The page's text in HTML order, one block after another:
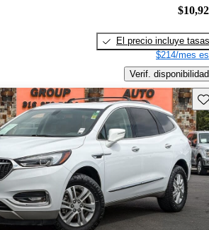
El precio incluye tasas
$214/mes
Verif. disponibilidad